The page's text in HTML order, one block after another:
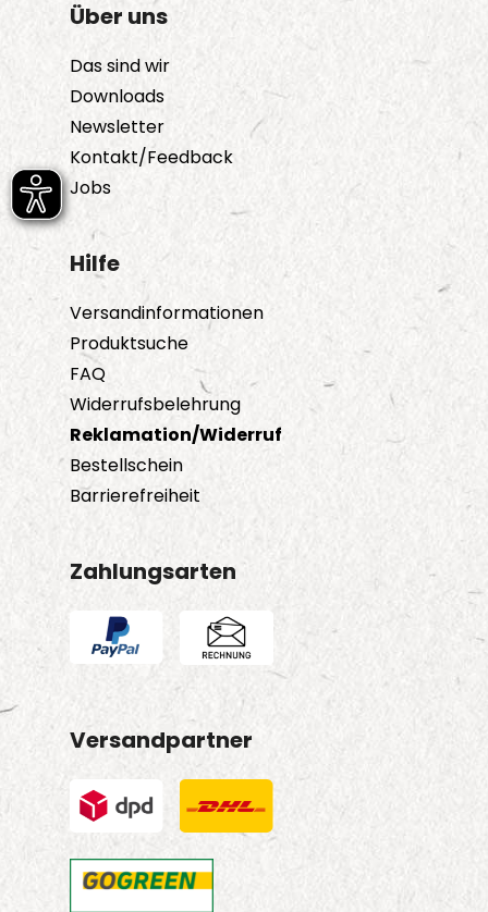
Über uns
Das sind wir
Downloads
Newsletter
Kontakt/Feedback
Jobs
Hilfe
Versandinformationen
Produktsuche
FAQ
Widerrufsbelehrung
Reklamation/Widerruf
Bestellschein
Barrierefreiheit
Zahlungsarten
Versandpartner